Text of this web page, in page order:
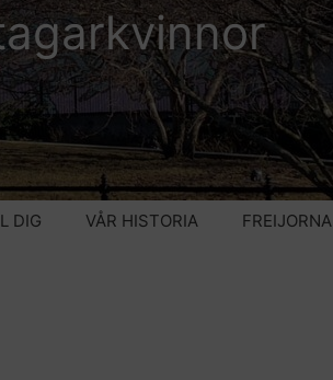
DIG VÅR HISTORIA FREIJORNA